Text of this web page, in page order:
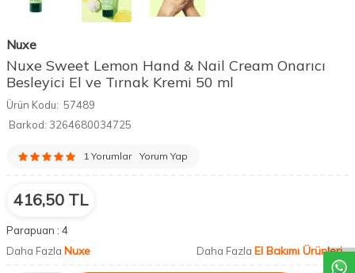
Nuxe
Nuxe Sweet Lemon Hand & Nail Cream Onarıcı
Besleyici El ve Tırnak Kremi 50 ml
Ürün Kodu: 57489
Barkod: 3264680034725
1 Yorumlar Yorum Yap
416,50 TL
Parapuan : 4
Daha Fazla Nuxe Daha Fazla El Bakımı Ürünleri